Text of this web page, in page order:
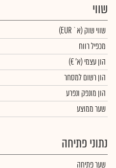
שווי
שווי שוק (א` EUR)
מכפיל רווח
הון עצמי (א' €)
הון רשום למסחר
הון מונפק ונפרע
שער ממוצע
נתוני פתיחה
שער פתיחה